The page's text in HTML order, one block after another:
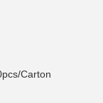
Carton